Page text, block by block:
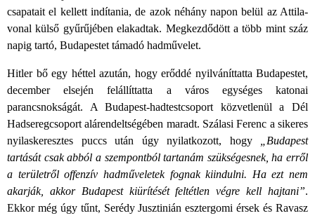
csapatait el kellett indítania, de azok néhány napon belül az Attila-
vonal külső gyűrűjében elakadtak. Megkezdődött a több mint száz
napig tartó, Budapestet támadó hadművelet.
Hitler bő egy héttel azután, hogy erőddé nyilváníttatta Budapestet,
december elsején felállíttatta a város egységes katonai
parancsnokságát. A Budapest-hadtestcsoport közvetlenül a Dél
Hadseregcsoport alárendeltségében maradt. Szálasi Ferenc a sikeres
nyilaskeresztes puccs után úgy nyilatkozott, hogy
„Budapest
tartását csak abból a szempontból tartanám szükségesnek, ha erről
a területről offenzív hadműveletek fognak kiindulni. Ha ezt nem
akarják, akkor Budapest kiürítését feltétlen végre kell hajtani”.
Ekkor még úgy tűnt, Serédy Jusztinián esztergomi érsek és Ravasz